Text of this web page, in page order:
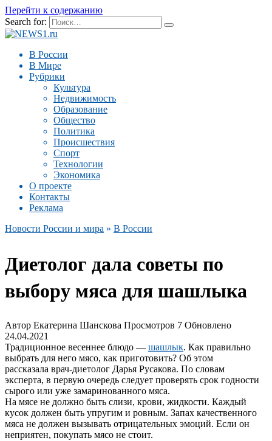
Перейти к содержанию
Search for:
В России
В Мире
Рубрики
Культура
Недвижимость
Образование
Общество
Политика
Происшествия
Спорт
Технологии
Экономика
О проекте
Контакты
Реклама
Новости России и мира » В России
Диетолог дала советы по
выбору мяса для шашлыка
Автор Екатерина Шанскова Просмотров 7 Обновлено
24.04.2021
Традиционное весеннее блюдо — шашлык. Как правильно
выбрать для него мясо, как приготовить? Об этом
рассказала врач-диетолог Дарья Русакова. По словам
эксперта, в первую очередь следует проверять срок годности
сырого или уже замаринованного мяса.
На мясе не должно быть слизи, крови, жидкости. Каждый
кусок должен быть упругим и ровным. Запах качественного
мяса не должен вызывать отрицательных эмоций. Если он
неприятен, покупать мясо не стоит.